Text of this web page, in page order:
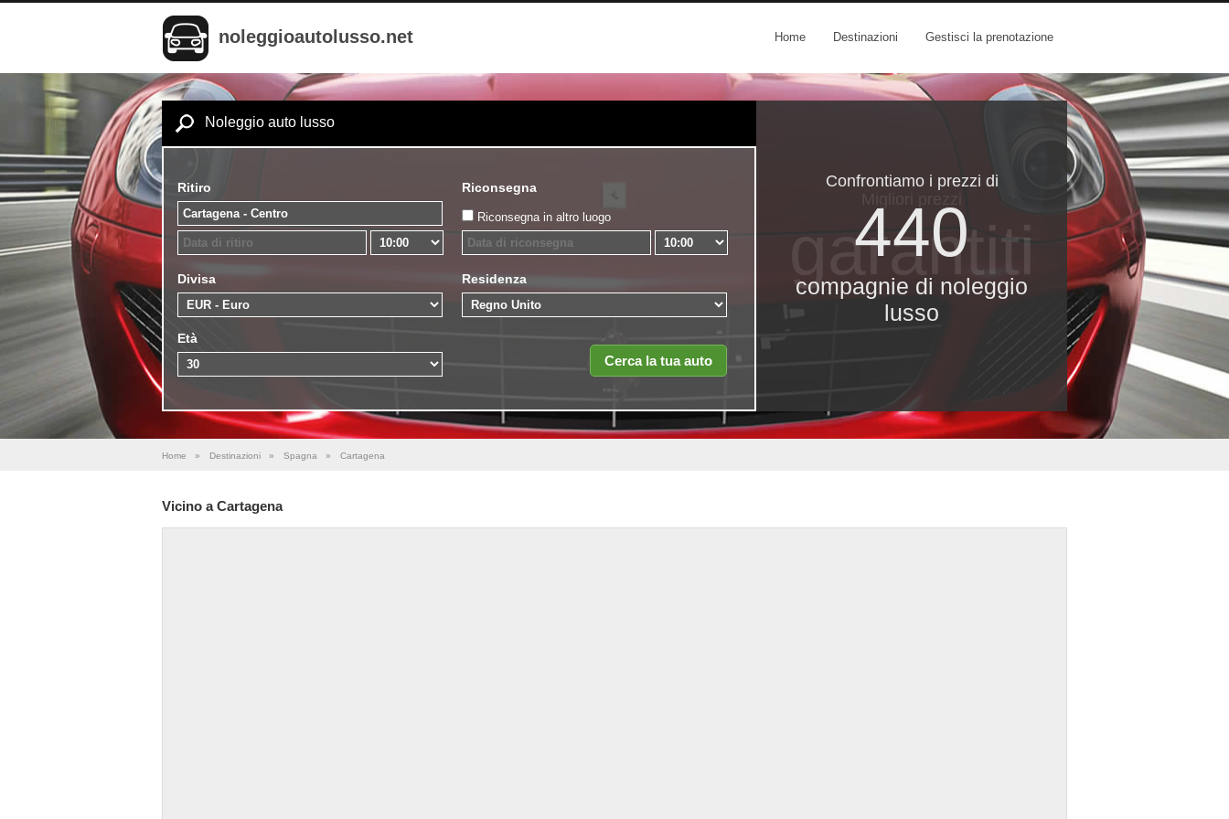
noleggioautolusso.net Home Destinazioni Gestisci la prenotazione
Noleggio auto lusso
Ritiro Riconsegna
Riconsegna in altro luogo
Divisa Residenza
Età
Confrontiamo i prezzi di
440
compagnie di noleggio
lusso
garantiti
Home » Destinazioni » Spagna » Cartagena
Vicino a Cartagena